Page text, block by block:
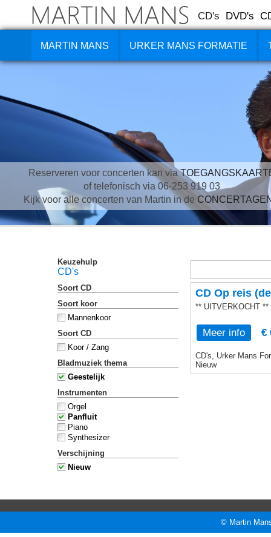
CD's DVD's
MARTIN MANS URKER MANS FORMATIE
Reserveren voor concerten kan via
of telefonisch via 06-253 919 03
Kijk voor alle concerten van Martin in de
Keuzehulp
CD's
Soort CD
Soort koor
Mannenkoor
Soort CD
Koor / Zang
Bladmuziek thema
Geestelijk
Instrumenten
Orgel
Panfluit
Piano
Synthesizer
Verschijning
Nieuw
CD Op reis
** UITVERKOCHT **
Meer info €
CD's, Urker Mans
Nieuw
© Martin